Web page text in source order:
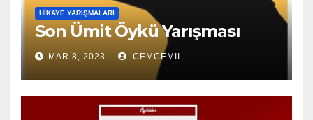
HIKAYE YARIŞMALARI
Son Ümit Öykü Yarışması
MAR 8, 2023 CEMCEMII